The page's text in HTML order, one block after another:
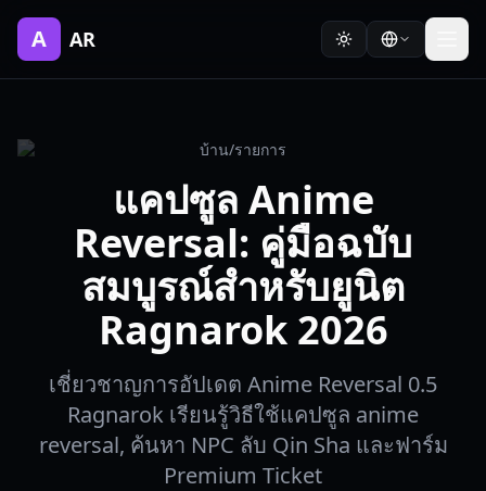
A AR
บ้าน/รายการ
แคปซูล Anime
Reversal: คู่มือฉบับ
สมบูรณ์สำหรับยูนิต
Ragnarok 2026
เชี่ยวชาญการอัปเดต Anime Reversal 0.5
Ragnarok เรียนรู้วิธีใช้แคปซูล anime
reversal, ค้นหา NPC ลับ Qin Sha และฟาร์ม
Premium Ticket